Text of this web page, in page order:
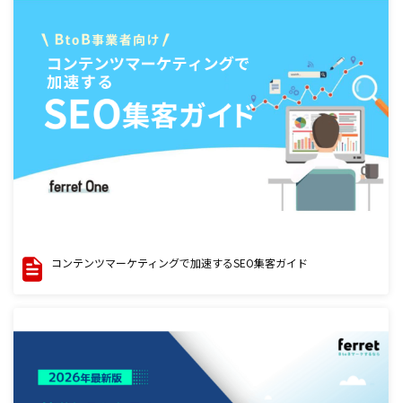
コンテンツマーケティングで加速するSEO集客ガイド